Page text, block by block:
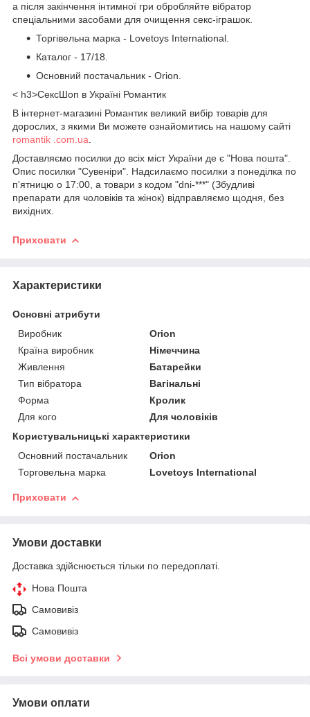
а після закінчення інтимної гри обробляйте вібратор
спеціальними засобами для очищення секс-іграшок.
Торгівельна марка - Lovetoys International.
Каталог - 17/18.
Основний постачальник - Orion.
< h3>СексШоп в Україні Романтик
В інтернет-магазині Романтик великий вибір товарів для
дорослих, з якими Ви можете ознайомитись на нашому сайті
romantik .com.ua
Доставляємо посилки до всіх міст України де є "Нова пошта".
Опис посилки "Сувеніри". Надсилаємо посилки з понеділка по
п'ятницю о 17:00, а товари з кодом "dni-***" (Збудливі
препарати для чоловіків та жінок) відправляємо щодня, без
вихідних.
Приховати
Характеристики
Основні атрибути
Виробник
Orion
Країна виробник
Німеччина
Живлення
Батарейки
Тип вібратора
Вагінальні
Форма
Кролик
Для кого
Для чоловіків
Користувальницькі характеристики
Основний постачальник
Orion
Торговельна марка
Lovetoys International
Приховати
Умови доставки
Доставка здійснюється тільки по передоплаті.
Нова Пошта
Самовивіз
Самовивіз
Всі умови доставки
Умови оплати